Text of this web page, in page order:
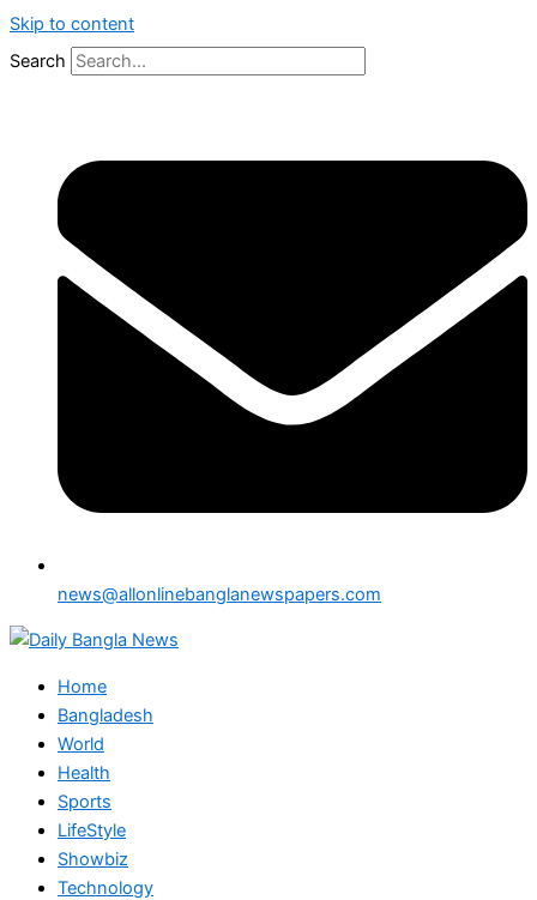
Skip to content
Search
news@allonlinebanglanewspapers.com
Home
Bangladesh
World
Health
Sports
LifeStyle
Showbiz
Technology